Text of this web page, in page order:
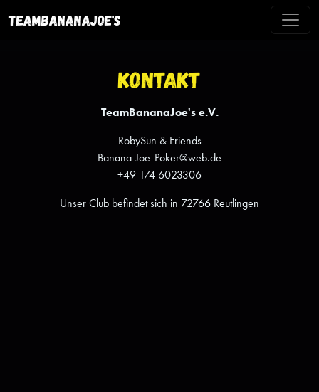
TeamBananaJoe's
Kontakt
TeamBananaJoe's e.V.
RobySun & Friends
Banana-Joe-Poker@web.de
+49 174 6023306
Unser Club befindet sich in 72766 Reutlingen